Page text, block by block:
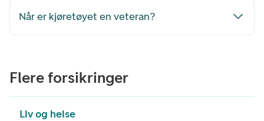
Når er kjøretøyet en veteran?
Flere forsikringer
Liv og helse